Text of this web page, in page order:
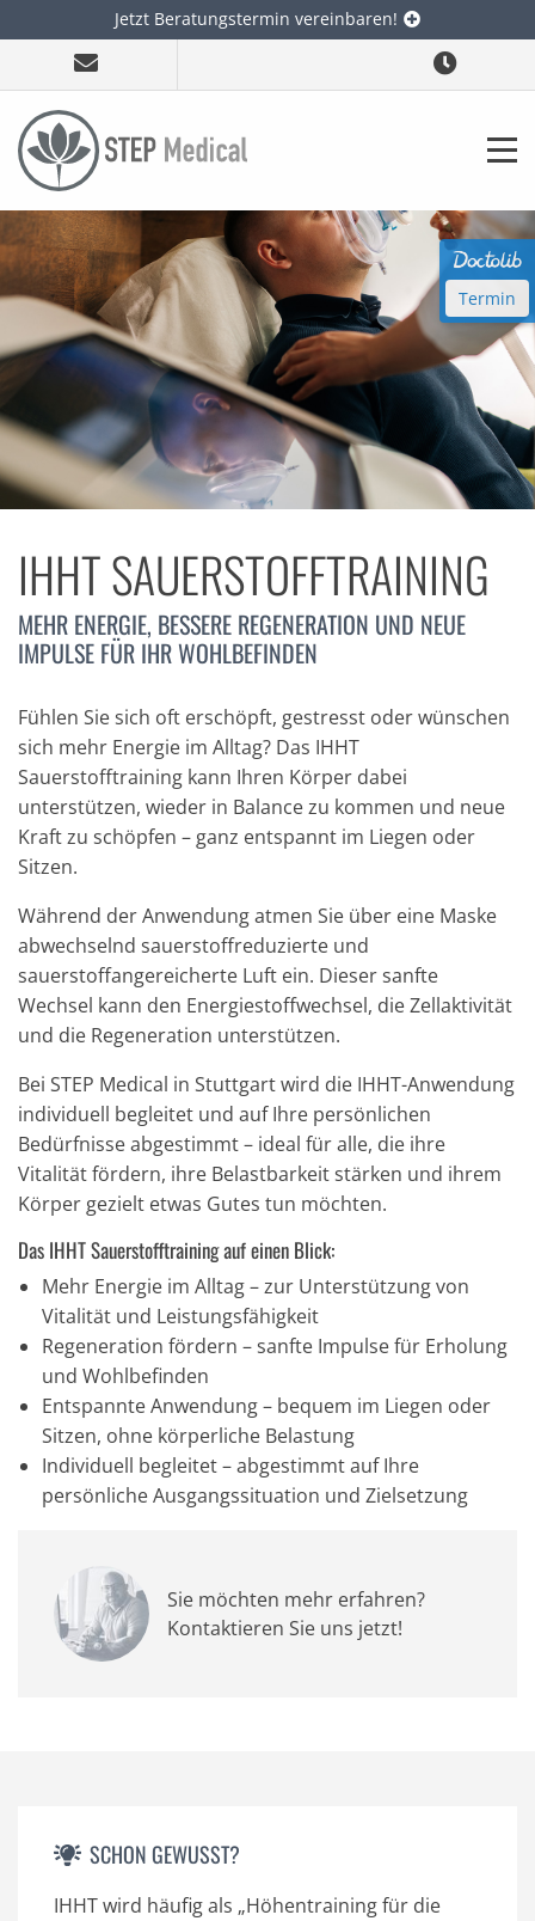
Jetzt Beratungstermin vereinbaren!
IHHT SAUERSTOFFTRAINING
MEHR ENERGIE, BESSERE REGENERATION UND NEUE
IMPULSE FÜR IHR WOHLBEFINDEN
Fühlen Sie sich oft erschöpft, gestresst oder wünschen
sich mehr Energie im Alltag? Das IHHT
Sauerstofftraining kann Ihren Körper dabei
unterstützen, wieder in Balance zu kommen und neue
Kraft zu schöpfen – ganz entspannt im Liegen oder
Sitzen.
Während der Anwendung atmen Sie über eine Maske
abwechselnd sauerstoffreduzierte und
sauerstoffangereicherte Luft ein. Dieser sanfte
Wechsel kann den Energiestoffwechsel, die Zellaktivität
und die Regeneration unterstützen.
Bei STEP Medical in Stuttgart wird die IHHT-Anwendung
individuell begleitet und auf Ihre persönlichen
Bedürfnisse abgestimmt – ideal für alle, die ihre
Vitalität fördern, ihre Belastbarkeit stärken und ihrem
Körper gezielt etwas Gutes tun möchten.
Das IHHT Sauerstofftraining auf einen Blick:
Mehr Energie im Alltag– zur Unterstützung von
Vitalität und Leistungsfähigkeit
Regeneration fördern – sanfte Impulse für Erholung
und Wohlbefinden
Entspannte Anwendung– bequem im Liegen oder
Sitzen, ohne körperliche Belastung
Individuell begleitet– abgestimmt auf Ihre
persönliche Ausgangssituation und Zielsetzung
Sie möchten mehr erfahren?
Kontaktieren Sie uns jetzt!
SCHON GEWUSST?
IHHT wird häufig als „Höhentraining für die
Termin